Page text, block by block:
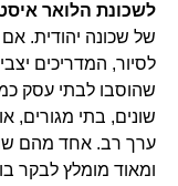
לשכונת הלואר
של שכונה יהודית.
לסיור, המדריכים
שהוסבו לבתי עסק
שונים, בתי מגורים,
ומאוד מומלץ לבקר